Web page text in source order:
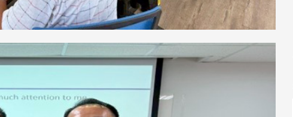
2 版 校友会活动 (海
外、县市)
长 校友交流智慧治理凝聚向
心力
2 版 校友会活动 (海
外、县市)
南加州校友会召开115年年中
理事会议 许宗由当选116年
会长 并获授权承办下届世界
校友双年会